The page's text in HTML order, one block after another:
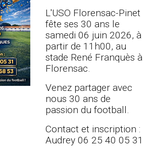
L'USO Florensac-Pinet
fête ses 30 ans le
samedi 06 juin 2026, à
partir de 11h00, au
stade René Franquès à
Florensac.
Venez partager avec
nous 30 ans de
passion du football.
Contact et inscription :
Audrey 06 25 40 05 31